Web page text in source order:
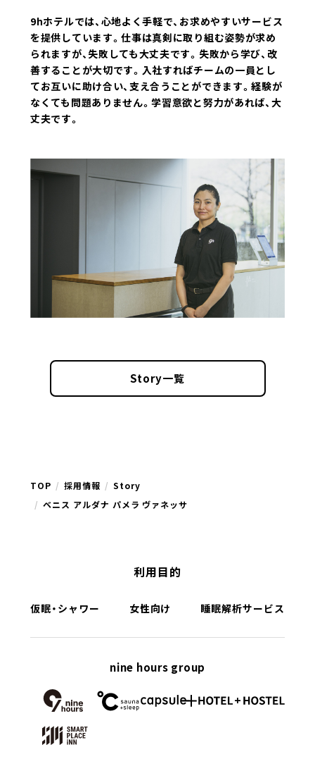
9hホテルでは、心地よく手軽で、お求めやすいサービス
を提供しています。仕事は真剣に取り組む姿勢が求め
られますが、失敗しても大丈夫です。失敗から学び、改
善することが大切です。入社すればチームの一員とし
てお互いに助け合い、支え合うことができます。経験が
なくても問題ありません。学習意欲と努力があれば、大
丈夫です。
Story一覧
TOP 採用情報
Story
ベニス アルダナ パメラ ヴァネッサ
利用目的
仮眠・シャワー 女性向け 睡眠解析サービス
nine hours group